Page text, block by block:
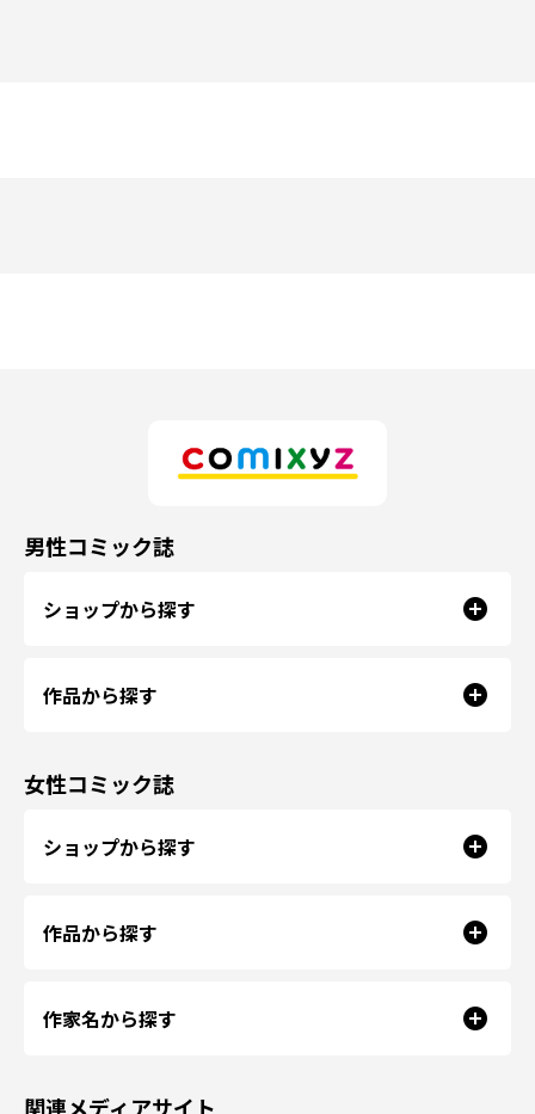
男性コミック誌
ショップから探す
作品から探す
女性コミック誌
ショップから探す
作品から探す
作家名から探す
関連メディアサイト